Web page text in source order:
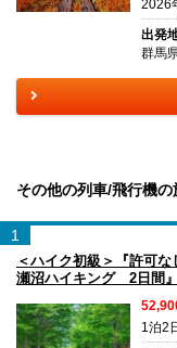
2026
出発
群馬
その他の列車/飛行機の
1
＜ハイク初級＞『許可
瀬沼ハイキング 2日間』
1泊2